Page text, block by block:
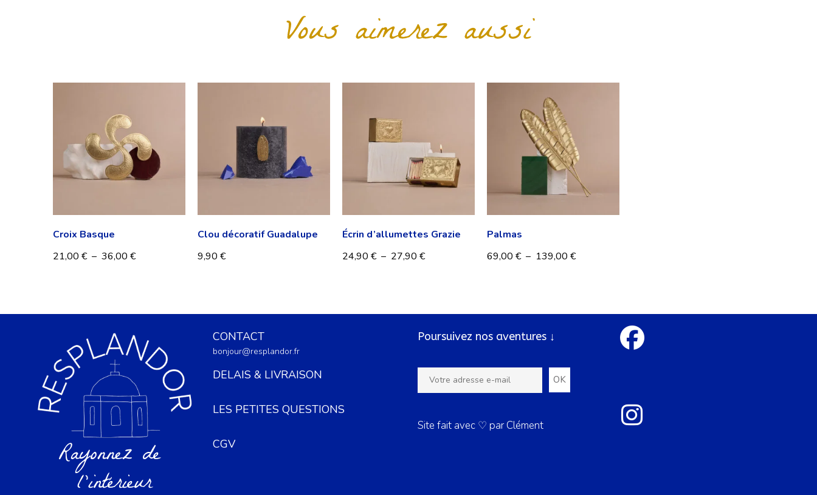
Croix Basque
21,00 € – 36,00 €
Clou décoratif Guadalupe
9,90 €
Écrin d’allumettes Grazie
24,90 € – 27,90 €
Palmas
69,00 € – 139,00 €
CONTACT
bonjour@resplandor.fr
DELAIS & LIVRAISON
LES PETITES QUESTIONS
CGV
Poursuivez nos aventures ↓
Site fait avec ♡ par Clément